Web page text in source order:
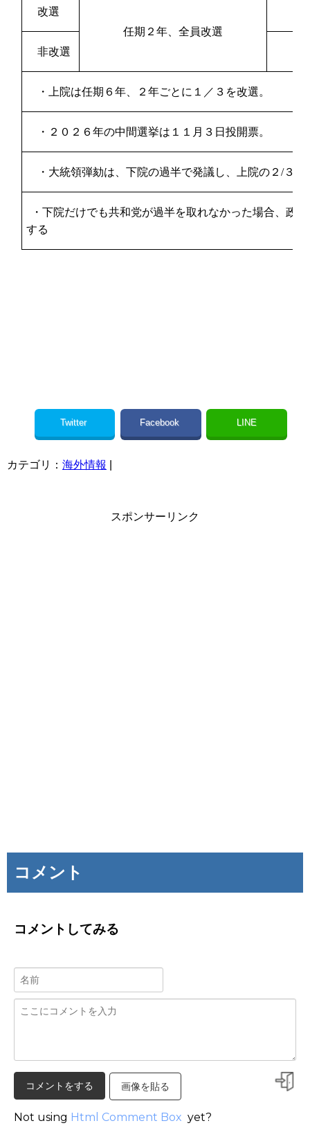
改選
任期２年、全員改選
非改選
・上院は任期６年、２年ごとに１／３を改選。
・２０２６年の中間選挙は１１月３日投開票。
・大統領弾劾は、下院の過半で発議し、上院の２/３以
・下院だけでも共和党が過半を取れなかった場合、政
する
Twitter Facebook LINE
カテゴリ： 海外情報
スポンサーリンク
コメント
コメントしてみる
画像を貼る
Not using Html Comment Box yet?